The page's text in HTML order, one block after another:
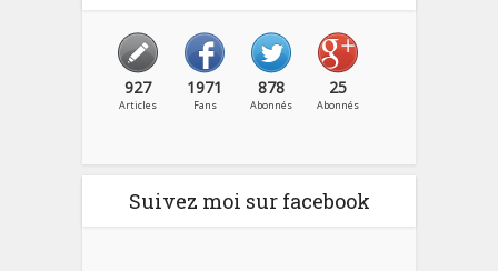
927
Articles
1971
Fans
878
Abonnés
25
Abonnés
Suivez moi sur facebook